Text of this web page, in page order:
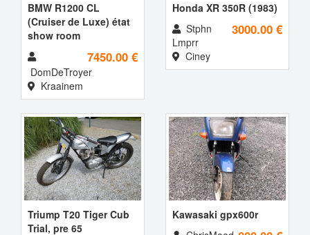
BMW R1200 CL
(Cruiser de Luxe) état
show room
7450.00 €
DomDeTroyer
Kraainem
Honda XR 350R (1983)
3000.00 €
Stphn
Lmprr
Ciney
Triump T20 Tiger Cub
Trial, pre 65
Kawasaki gpx600r